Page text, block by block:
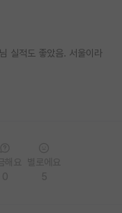
실적도 좋았음. 서울이라